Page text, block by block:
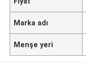
Marka adı
Menşe yeri